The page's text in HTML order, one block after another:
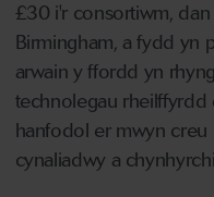
£30 i'r consortiwm,
Birmingham, a fydd yn
arwain y ffordd yn
technolegau rheilffyrdd
hanfodol er mwyn
cynaliadwy a